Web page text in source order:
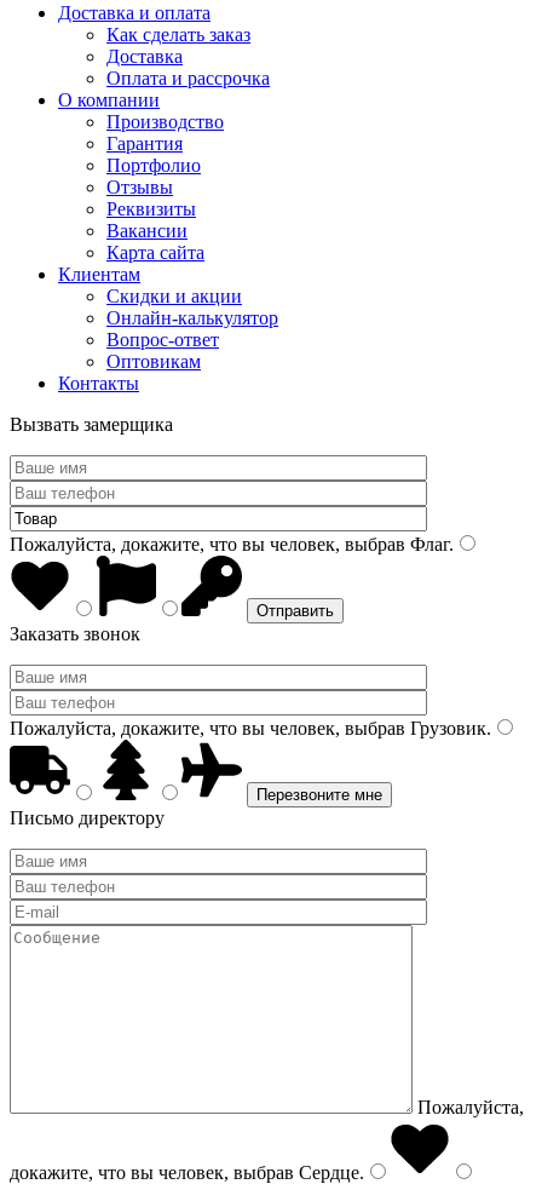
Доставка и оплата
Как сделать заказ
Доставка
Оплата и рассрочка
О компании
Производство
Гарантия
Портфолио
Отзывы
Реквизиты
Вакансии
Карта сайта
Клиентам
Скидки и акции
Онлайн-калькулятор
Вопрос-ответ
Оптовикам
Контакты
Вызвать замерщика
Пожалуйста, докажите, что вы человек, выбрав Флаг.
Заказать звонок
Пожалуйста, докажите, что вы человек, выбрав Грузовик.
Письмо директору
Пожалуйста,
докажите, что вы человек, выбрав Сердце.